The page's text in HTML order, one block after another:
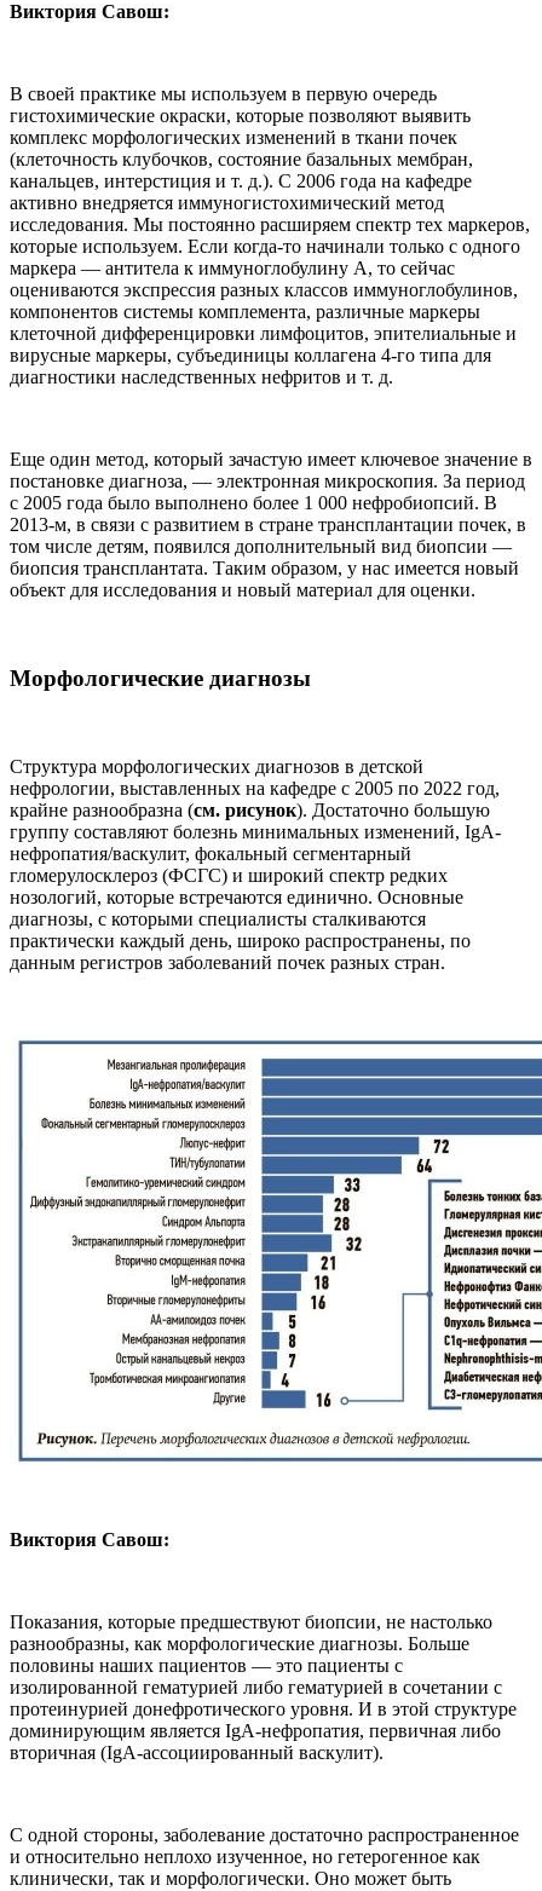
Виктория Савош:
В своей практике мы используем в первую очередь
гистохимические окраски, которые позволяют выявить
комплекс морфологических изменений в ткани почек
(клеточность клубочков, состояние базальных мембран,
канальцев, интерстиция и т. д.). С 2006 года на кафедре
активно внедряется иммуногистохимический метод
исследования. Мы постоянно расширяем спектр тех маркеров,
которые используем. Если когда-то начинали только с одного
маркера — антитела к иммуноглобулину А, то сейчас
оцениваются экспрессия разных классов иммуноглобулинов,
компонентов системы комплемента, различные маркеры
клеточной дифференцировки лимфоцитов, эпителиальные и
вирусные маркеры, субъединицы коллагена 4-го типа для
диагностики наследственных нефритов и т. д.
Еще один метод, который зачастую имеет ключевое значение в
постановке диагноза, — электронная микроскопия. За период
с 2005 года было выполнено более 1 000 нефробиопсий. В
2013-м, в связи с развитием в стране трансплантации почек, в
том числе детям, появился дополнительный вид биопсии —
биопсия трансплантата. Таким образом, у нас имеется новый
объект для исследования и новый материал для оценки.
Морфологические диагнозы
Структура морфологических диагнозов в детской
нефрологии, выставленных на кафедре с 2005 по 2022 год,
крайне разнообразна (см. рисунок). Достаточно большую
группу составляют болезнь минимальных изменений, IgA-
нефропатия/васкулит, фокальный сегментарный
гломерулосклероз (ФСГС) и широкий спектр редких
нозологий, которые встречаются единично. Основные
диагнозы, с которыми специалисты сталкиваются
практически каждый день, широко распространены, по
данным регистров заболеваний почек разных стран.
Виктория Савош:
Показания, которые предшествуют биопсии, не настолько
разнообразны, как морфологические диагнозы. Больше
половины наших пациентов — это пациенты с
изолированной гематурией либо гематурией в сочетании с
протеинурией донефротического уровня. И в этой структуре
доминирующим является IgA-нефропатия, первичная либо
вторичная (IgA-ассоциированный васкулит).
С одной стороны, заболевание достаточно распространенное
и относительно неплохо изученное, но гетерогенное как
клинически, так и морфологически. Оно может быть